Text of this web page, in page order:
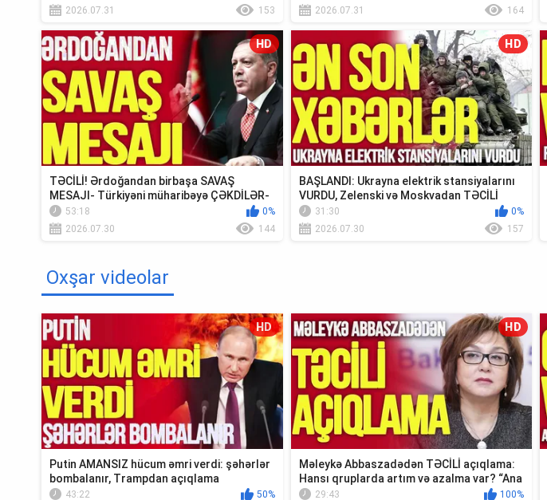
2026.07.31
153
2026.07.31
164
HD
TƏCİLİ! Ərdoğandan birbaşa SAVAŞ
MESAJI- Türkiyəni müharibəyə ÇƏKDİLƏR-
TV Müsavat
53:18
0%
2026.07.30
144
HD
BAŞLANDI: Ukrayna elektrik stansiyalarını
VURDU, Zelenski və Moskvadan TƏCİLİ
Krım...
31:30
0%
2026.07.30
157
Oxşar videolar
HD
Putin AMANSIZ hücum əmri verdi: şəhərlər
bombalanır, Trampdan açıqlama
43:22 50%
HD
Məleykə Abbaszadədən TƏCİLİ açıqlama:
Hansı qruplarda artım və azalma var? “Ana
Xə...29:43 100%